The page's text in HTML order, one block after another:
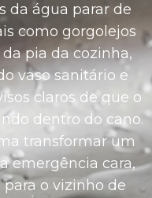
da água parar de
como gorgolejos
pia da cozinha,
vaso sanitário e
claros de que o
dentro do cano.
transformar um
emergência cara,
o vizinho de